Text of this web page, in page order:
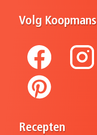
Volg Koopmans
Recepten